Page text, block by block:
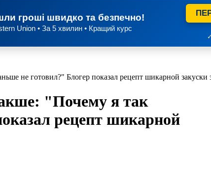
гроші швидко та безпечно!
Union • За 5 хвилин • Кращий курс
не готовил?" Блогер показал рецепт шикарной
"Почему я так
рецепт шикарной